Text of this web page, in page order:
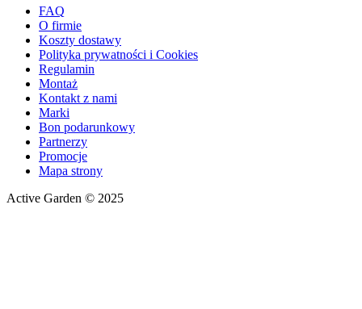
FAQ
O firmie
Koszty dostawy
Polityka prywatności i Cookies
Regulamin
Montaż
Kontakt z nami
Marki
Bon podarunkowy
Partnerzy
Promocje
Mapa strony
Active Garden © 2025